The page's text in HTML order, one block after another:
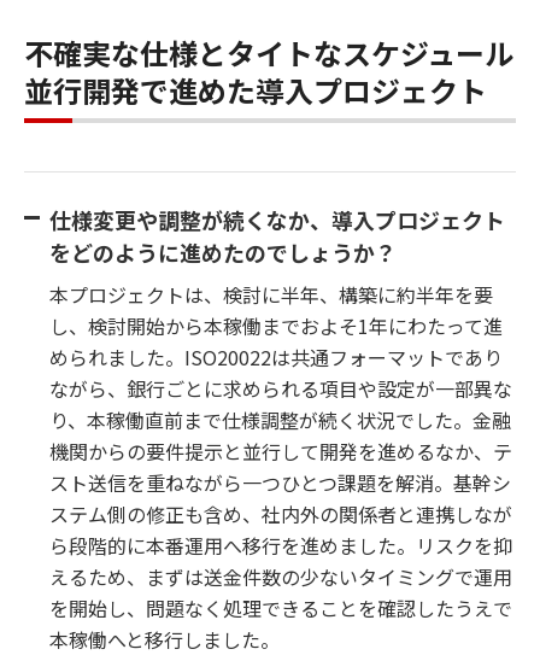
不確実な仕様とタイトなスケジュール
並行開発で進めた導入プロジェクト
仕様変更や調整が続くなか、導入プロジェクト
をどのように進めたのでしょうか？
本プロジェクトは、検討に半年、構築に約半年を要
し、検討開始から本稼働までおよそ1年にわたって進
められました。ISO20022は共通フォーマットであり
ながら、銀行ごとに求められる項目や設定が一部異な
り、本稼働直前まで仕様調整が続く状況でした。金融
機関からの要件提示と並行して開発を進めるなか、テ
スト送信を重ねながら一つひとつ課題を解消。基幹シ
ステム側の修正も含め、社内外の関係者と連携しなが
ら段階的に本番運用へ移行を進めました。リスクを抑
えるため、まずは送金件数の少ないタイミングで運用
を開始し、問題なく処理できることを確認したうえで
本稼働へと移行しました。